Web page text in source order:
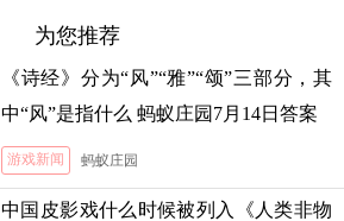
为您推荐
《诗经》分为“风”“雅”“颂”三部分，其
中“风”是指什么 蚂蚁庄园7月14日答案
游戏新闻 蚂蚁庄园
中国皮影戏什么时候被列入《人类非物